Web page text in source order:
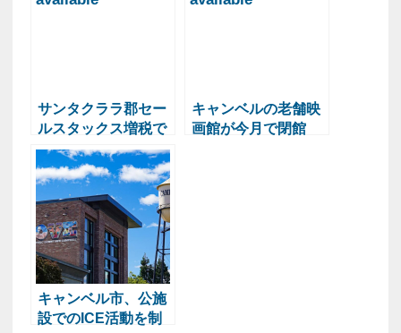
サンタクララ郡セー
ルスタックス増税で
地域間格差（税率一
覧）、キャンベルな
ど10%超える市も
キャンベルの老舗映
画館が今月で閉館
キャンベル市、公施
設でのICE活動を制